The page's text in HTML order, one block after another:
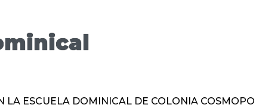
LA ESCUELA DOMINICAL DE COLONIA